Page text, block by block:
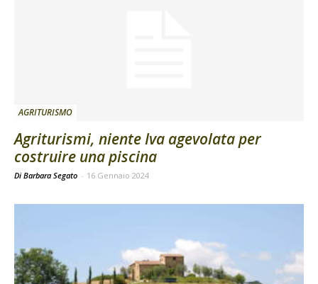
AGRITURISMO
Agriturismi, niente Iva agevolata per
costruire una piscina
Di Barbara Segato - 16 Gennaio 2024